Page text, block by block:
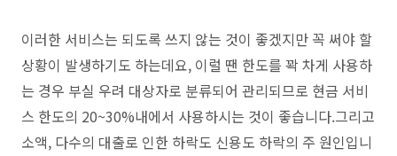
이러한 서비스는 되도록 쓰지 않는 것이 좋겠지만 꼭 써야 할
상황이 발생하기도 하는데요, 이럴 땐 한도를 꽉 차게 사용하
는 경우 부실 우려 대상자로 분류되어 관리되므로 현금 서비
스 한도의 20~30%내에서 사용하시는 것이 좋습니다.그리고
소액, 다수의 대출로 인한 하락도 신용도 하락의 주 원인입니